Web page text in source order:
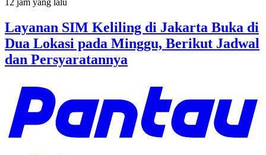
12 jam yang lalu
Layanan SIM Keliling di Jakarta Buka di
Dua Lokasi pada Minggu, Berikut Jadwal
dan Persyaratannya